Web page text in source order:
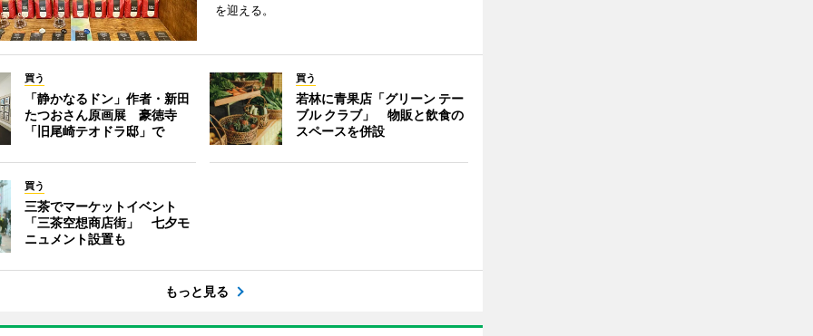
を迎える。
買う
「静かなるドン」作者・新田
たつおさん原画展 豪徳寺
「旧尾崎テオドラ邸」で
買う
若林に青果店「グリーン テー
ブル クラブ」 物販と飲食の
スペースを併設
買う
三茶でマーケットイベント
「三茶空想商店街」 七夕モ
ニュメント設置も
もっと見る